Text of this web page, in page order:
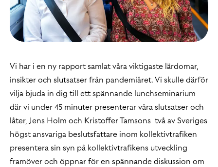
Vi har i en ny rapport samlat våra viktigaste lärdomar,
insikter och slutsatser från pandemiåret. Vi skulle därför
vilja bjuda in dig till ett spännande lunchseminarium
där vi under 45 minuter presenterar våra slutsatser och
låter, Jens Holm och Kristoffer Tamsons två av Sveriges
högst ansvariga beslutsfattare inom kollektivtrafiken
presentera sin syn på kollektivtrafikens utveckling
framöver och öppnar för en spännande diskussion om